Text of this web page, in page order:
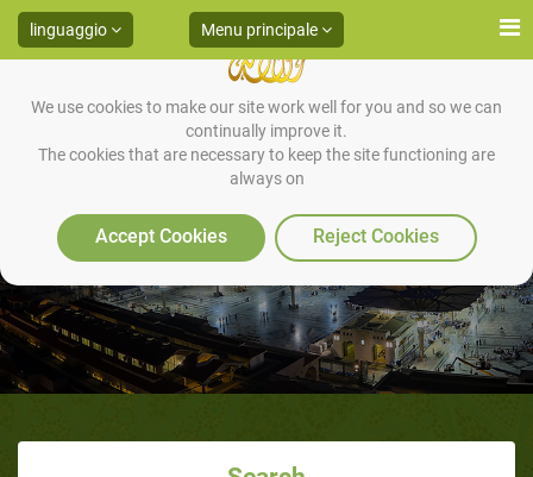
We use cookies to make our site work well for you and so we can
continually improve it.
The cookies that are necessary to keep the site functioning are
always on
Accept Cookies Reject Cookies
linguaggio Menu principale
Tentato E Minacciato